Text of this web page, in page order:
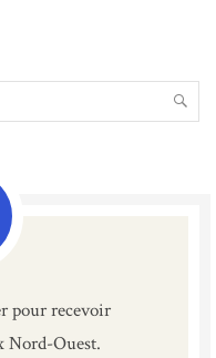
pour recevoir
Nord-Ouest.